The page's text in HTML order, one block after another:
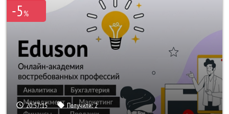
-5%
20:57:14 Получили:2